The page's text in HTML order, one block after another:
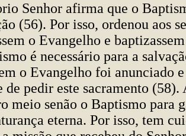
Senhor afirma que o
(56). Por isso, ordenou aos
o Evangelho e
é necessário para a
o Evangelho foi anunciado
de pedir este sacramento (58).
meio senão o Baptismo para
eterna. Por isso, tem